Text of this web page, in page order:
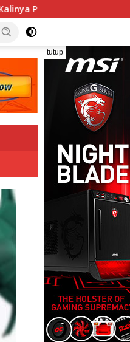
Eksepsi, Kado Songsong
tutup